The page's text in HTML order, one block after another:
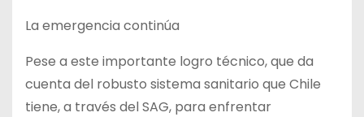
La emergencia continúa
Pese a este importante logro técnico, que da
cuenta del robusto sistema sanitario que Chile
tiene, a través del SAG, para enfrentar